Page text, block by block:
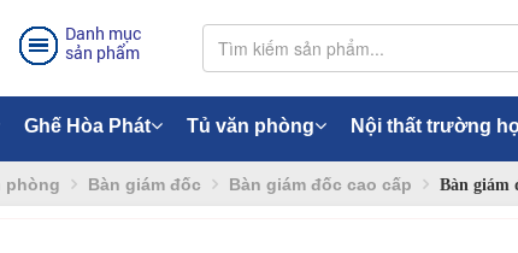
Danh mục
sản phẩm
Ghế Hòa Phát Tủ văn phòng Nội thất trường
phòng Bàn giám đốc Bàn giám đốc cao cấp Bàn giám